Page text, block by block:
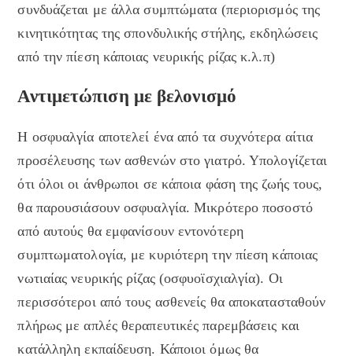
συνδυάζεται με άλλα συμπτώματα (περιορισμός της
κινητικότητας της σπονδυλικής στήλης, εκδηλώσεις
από την πίεση κάποιας νευρικής ρίζας κ.λ.π)
Αντιμετώπιση με βελονισμό
Η οσφυαλγία αποτελεί ένα από τα συχνότερα αίτια
προσέλευσης των ασθενών στο γιατρό. Υπολογίζεται
ότι όλοι οι άνθρωποι σε κάποια φάση της ζωής τους,
θα παρουσιάσουν οσφυαλγία. Μικρότερο ποσοστό
από αυτούς θα εμφανίσουν εντονότερη
συμπτωματολογία, με κυριότερη την πίεση κάποιας
νωτιαίας νευρικής ρίζας (οσφυοϊσχιαλγία). Οι
περισσότεροι από τους ασθενείς θα αποκατασταθούν
πλήρως με απλές θεραπευτικές παρεμβάσεις και
κατάλληλη εκπαίδευση. Κάποιοι όμως θα